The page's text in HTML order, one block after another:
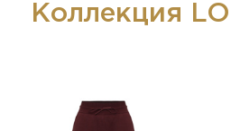
Коллекция